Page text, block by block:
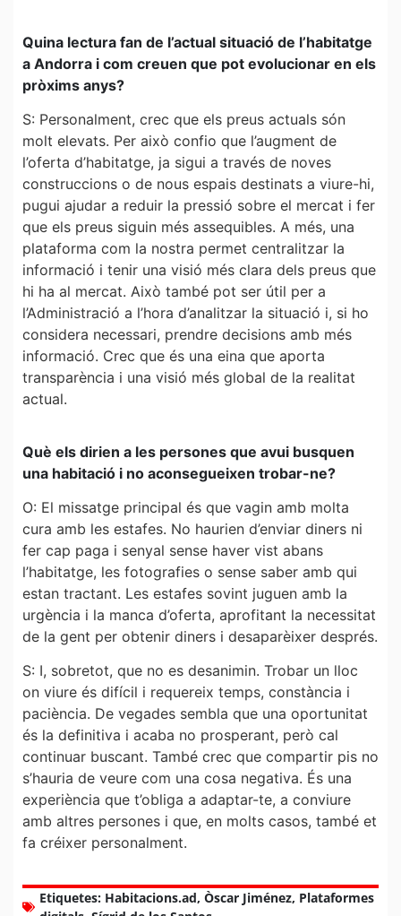
Quina lectura fan de l’actual situació de l’habitatge
a Andorra i com creuen que pot evolucionar en els
pròxims anys?
S: Personalment, crec que els preus actuals són
molt elevats. Per això confio que l’augment de
l’oferta d’habitatge, ja sigui a través de noves
construccions o de nous espais destinats a viure-hi,
pugui ajudar a reduir la pressió sobre el mercat i fer
que els preus siguin més assequibles. A més, una
plataforma com la nostra permet centralitzar la
informació i tenir una visió més clara dels preus que
hi ha al mercat. Això també pot ser útil per a
l’Administració a l’hora d’analitzar la situació i, si ho
considera necessari, prendre decisions amb més
informació. Crec que és una eina que aporta
transparència i una visió més global de la realitat
actual.
Què els dirien a les persones que avui busquen
una habitació i no aconsegueixen trobar-ne?
O: El missatge principal és que vagin amb molta
cura amb les estafes. No haurien d’enviar diners ni
fer cap paga i senyal sense haver vist abans
l’habitatge, les fotografies o sense saber amb qui
estan tractant. Les estafes sovint juguen amb la
urgència i la manca d’oferta, aprofitant la necessitat
de la gent per obtenir diners i desaparèixer després.
S: I, sobretot, que no es desanimin. Trobar un lloc
on viure és difícil i requereix temps, constància i
paciència. De vegades sembla que una oportunitat
és la definitiva i acaba no prosperant, però cal
continuar buscant. També crec que compartir pis no
s’hauria de veure com una cosa negativa. És una
experiència que t’obliga a adaptar-te, a conviure
amb altres persones i que, en molts casos, també et
fa créixer personalment.
Etiquetes: Habitacions.ad, Òscar Jiménez, Plataformes